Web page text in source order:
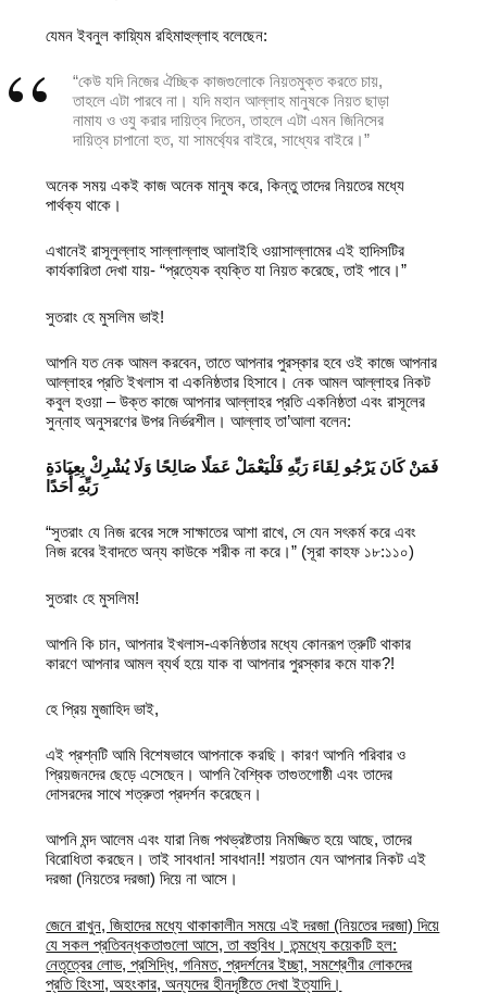
যেমন ইবনুল কায়্যিম রহিমাহুল্লাহ বলেছেন:
“কেউ যদি নিজের ঐচ্ছিক কাজগুলোকে নিয়তমুক্ত করতে চায়,
তাহলে এটা পারবে না। যদি মহান আল্লাহ মানুষকে নিয়ত ছাড়া
নামায ও ওযু করার দায়িত্ব দিতেন, তাহলে এটা এমন জিনিসের
দায়িত্ব চাপানো হত, যা সামর্থ্যের বাইরে, সাধ্যের বাইরে।”
অনেক সময় একই কাজ অনেক মানুষ করে, কিন্তু তাদের নিয়তের মধ্যে
পার্থক্য থাকে।
এখানেই রাসূলুল্লাহ সাল্লাল্লাহু আলাইহি ওয়াসাল্লামের এই হাদিসটির
কার্যকারিতা দেখা যায়- “প্রত্যেক ব্যক্তি যা নিয়ত করেছে, তাই পাবে।”
সুতরাং হে মুসলিম ভাই!
আপনি যত নেক আমল করবেন, তাতে আপনার পুরস্কার হবে ওই কাজে আপনার
আল্লাহর প্রতি ইখলাস বা একনিষ্ঠতার হিসাবে। নেক আমল আল্লাহর নিকট
কবুল হওয়া – উক্ত কাজে আপনার আল্লাহর প্রতি একনিষ্ঠতা এবং রাসূলের
সুন্নাহ অনুসরণের উপর নির্ভরশীল। আল্লাহ তা’আলা বলেন:
فَمَنْ كَانَ يَرْجُو لِقَاءَ رَبِّهِ فَلْيَعْمَلْ عَمَلًا صَالِحًا وَلَا يُشْرِكْ بِعِبَادَةِ
رَبِّهِ أَحَدًا
“সুতরাং যে নিজ রবের সঙ্গে সাক্ষাতের আশা রাখে, সে যেন সৎকর্ম করে এবং
নিজ রবের ইবাদতে অন্য কাউকে শরীক না করে।” (সূরা কাহফ ১৮:১১০)
সুতরাং হে মুসলিম!
আপনি কি চান, আপনার ইখলাস-একনিষ্ঠতার মধ্যে কোনরূপ ত্রুটি থাকার
কারণে আপনার আমল ব্যর্থ হয়ে যাক বা আপনার পুরস্কার কমে যাক?!
হে প্রিয় মুজাহিদ ভাই,
এই প্রশ্নটি আমি বিশেষভাবে আপনাকে করছি। কারণ আপনি পরিবার ও
প্রিয়জনদের ছেড়ে এসেছেন। আপনি বৈশ্বিক তাগুতগোষ্ঠী এবং তাদের
দোসরদের সাথে শত্রুতা প্রদর্শন করেছেন।
আপনি মন্দ আলেম এবং যারা নিজ পথভ্রষ্টতায় নিমজ্জিত হয়ে আছে, তাদের
বিরোধিতা করছেন। তাই সাবধান! সাবধান!! শয়তান যেন আপনার নিকট এই
দরজা (নিয়তের দরজা) দিয়ে না আসে।
জেনে রাখুন, জিহাদের মধ্যে থাকাকালীন সময়ে এই দরজা (নিয়তের দরজা) দিয়ে
যে সকল প্রতিবন্ধকতাগুলো আসে, তা বহুবিধ। তন্মধ্যে কয়েকটি হল:
নেতৃত্বের লোভ, প্রসিদ্ধি, গনিমত, প্রদর্শনের ইচ্ছা, সমশ্রেণীর লোকদের
প্রতি হিংসা, অহংকার, অন্যদের হীনদৃষ্টিতে দেখা ইত্যাদি।